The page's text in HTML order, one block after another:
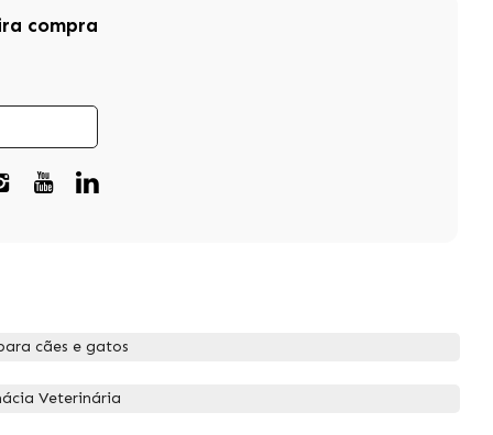
compra
cães e gatos
Veterinária